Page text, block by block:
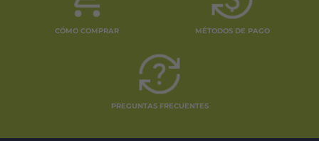
CÓMO COMPRAR MÉTODOS DE PAGO
PREGUNTAS FRECUENTES